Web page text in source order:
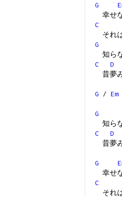
G
幸せ
C
それ
G
知ら
C
D
昔夢
G / Em
G
知ら
C
D
昔夢
G
幸せ
C
それ